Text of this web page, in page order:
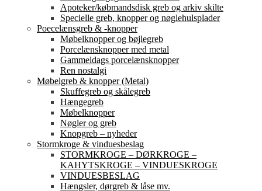
Apoteker/købmandsdisk greb og arkiv skilte
Specielle greb, knopper og nøglehulsplader
Poecelænsgreb & -knopper
Møbelknopper og bøjlegreb
Porcelænsknopper med metal
Gammeldags porcelænsknopper
Ren nostalgi
Møbelgreb & knopper (Metal)
Skuffegreb og skålegreb
Hængegreb
Møbelknopper
Nøgler og greb
Knopgreb – nyheder
Stormkroge & vinduesbeslag
STORMKROGE – DØRKROGE –
KAHYTSKROGE – VINDUESKROGE
VINDUESBESLAG
Hængsler, dørgreb & låse mv.